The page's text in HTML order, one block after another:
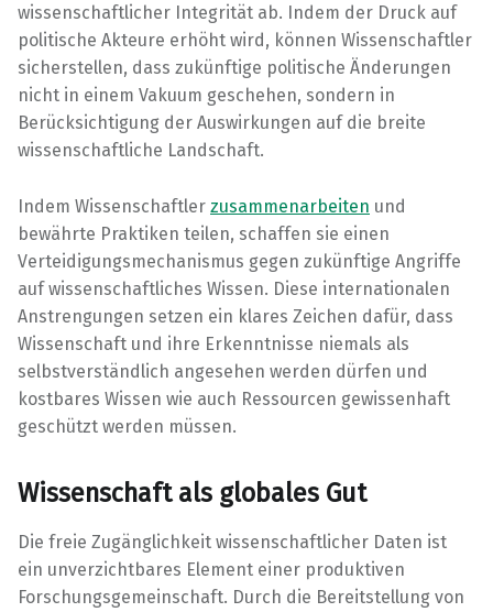
wissenschaftlicher Integrität ab. Indem der Druck auf
politische Akteure erhöht wird, können Wissenschaftler
sicherstellen, dass zukünftige politische Änderungen
nicht in einem Vakuum geschehen, sondern in
Berücksichtigung der Auswirkungen auf die breite
wissenschaftliche Landschaft.
Indem Wissenschaftler zusammenarbeiten und
bewährte Praktiken teilen, schaffen sie einen
Verteidigungsmechanismus gegen zukünftige Angriffe
auf wissenschaftliches Wissen. Diese internationalen
Anstrengungen setzen ein klares Zeichen dafür, dass
Wissenschaft und ihre Erkenntnisse niemals als
selbstverständlich angesehen werden dürfen und
kostbares Wissen wie auch Ressourcen gewissenhaft
geschützt werden müssen.
Wissenschaft als globales Gut
Die freie Zugänglichkeit wissenschaftlicher Daten ist
ein unverzichtbares Element einer produktiven
Forschungsgemeinschaft. Durch die Bereitstellung von